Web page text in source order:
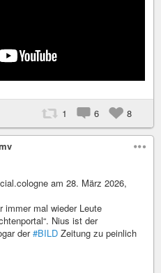
1 6 8
am 28. März 2026,
immer mal wieder Leute
Nius ist der
der#BILD Zeitung zu peinlich